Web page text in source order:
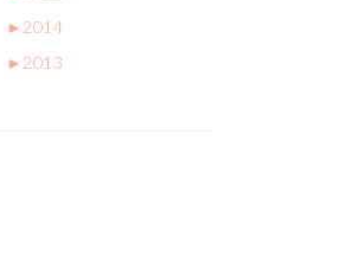
► 2014
► 2013